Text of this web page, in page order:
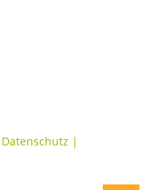
Datenschutz |